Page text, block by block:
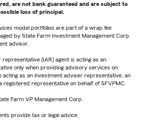
are not bank guaranteed and are subject to
loss of principal.
model portfolios are part of a wrap fee
by State Farm Investment Management Corp.
advisor.
(IAR) agent is acting as an
only when providing advisory services on
acting as an investment adviser representative, an
registered representative on behalf of SFVPMC.
Farm VP Management Corp.
provide tax or legal advice.